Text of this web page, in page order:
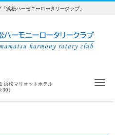
浜松ハーモニーロータリークラブ」
浜松マリオットホテル
）
ナ